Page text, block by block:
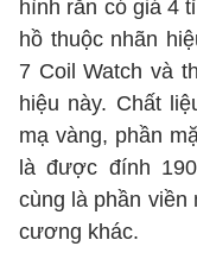
hình rắn có giá 4
hồ thuộc nhãn
7 Coil Watch và
hiệu này. Chất
mạ vàng, phần
là được đính
cùng là phần viền
cương khác.